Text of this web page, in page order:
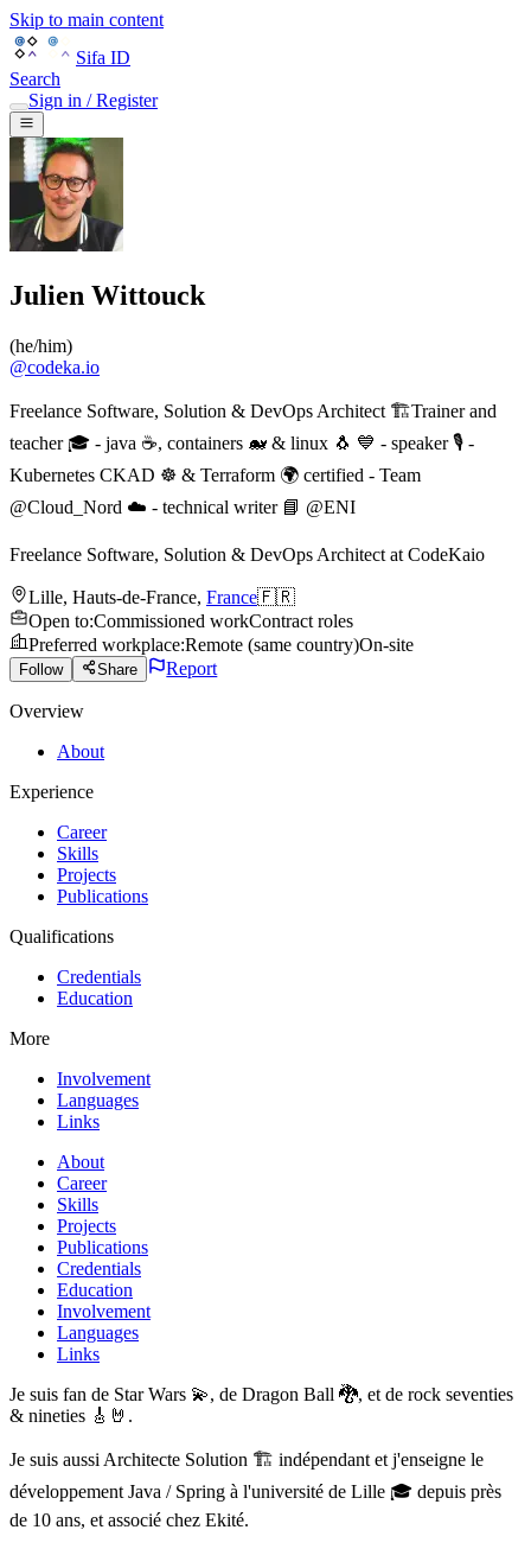
Skip to main content
Sifa ID
Search
Sign in / Register
Julien Wittouck
(he/him)
@codeka.io
Freelance Software, Solution & DevOps Architect 🏗Trainer and
teacher 🎓 - java ☕, containers 🐋 & linux 🐧 💙 - speaker 🎙 -
Kubernetes CKAD ☸ & Terraform 🌍 certified - Team
@Cloud_Nord ☁️ - technical writer 📘 @ENI
Freelance Software, Solution & DevOps Architect at CodeKaio
Lille, Hauts-de-France, France🇫🇷
Open to:Commissioned workContract roles
Preferred workplace:Remote (same country)On-site
Follow Share Report
Overview
About
Experience
Career
Skills
Projects
Publications
Qualifications
Credentials
Education
More
Involvement
Languages
Links
About
Career
Skills
Projects
Publications
Credentials
Education
Involvement
Languages
Links
Je suis fan de Star Wars 💫, de Dragon Ball 🐉, et de rock seventies
& nineties 🎸🤘.
Je suis aussi Architecte Solution 🏗️ indépendant et j'enseigne le
développement Java / Spring à l'université de Lille 🎓 depuis près
de 10 ans, et associé chez Ekité.